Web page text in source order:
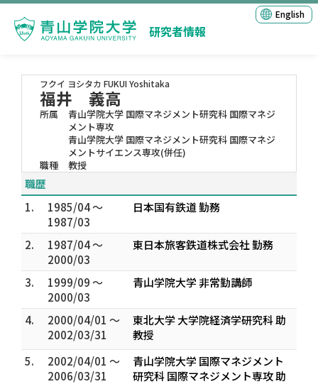
研究者情報
English
フクイ ヨシタカ FUKUI Yoshitaka
福井 義高
所属
青山学院大学 国際マネジメント研究科 国際マネジ
メント専攻
青山学院大学 国際マネジメント研究科 国際マネジ
メントサイエンス専攻(併任)
職種
教授
職歴
1.
1985/04 ～
1987/03
日本国有鉄道 勤務
2.
1987/04 ～
2000/03
東日本旅客鉄道株式会社 勤務
3.
1999/09 ～
2000/03
青山学院大学 非常勤講師
4.
2000/04/01 ～
2002/03/31
東北大学 大学院経済学研究科 助
教授
5.
2002/04/01 ～
2006/03/31
青山学院大学 国際マネジメント
研究科 国際マネジメント専攻 助